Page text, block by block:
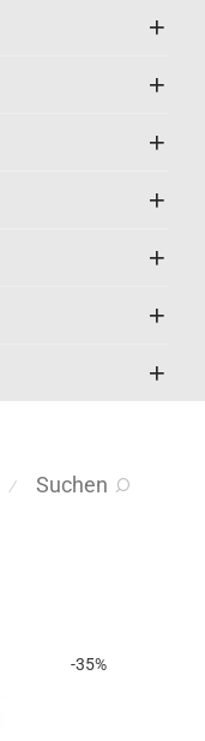
⁄ Suchen
-35%